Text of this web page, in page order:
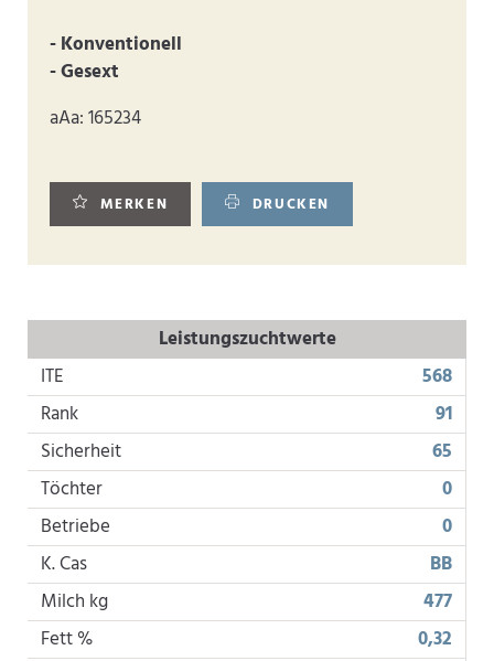
- Konventionell
- Gesext
aAa: 165234
MERKEN DRUCKEN
Leistungszuchtwerte
ITE
568
Rank
91
Sicherheit
65
Töchter
0
Betriebe
0
K. Cas
BB
Milch kg
477
Fett %
0,32